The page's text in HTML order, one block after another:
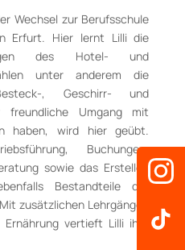
Wechsel zur Berufsschule
Erfurt. Hier lernt Lilli die
des Hotel- und
unter anderem die
, Geschirr- und
freundliche Umgang mit
haben, wird hier geübt.
Buchungen,
sowie das Erstellen
Bestandteile der
zusätzlichen Lehrgängen
vertieft Lilli ihre